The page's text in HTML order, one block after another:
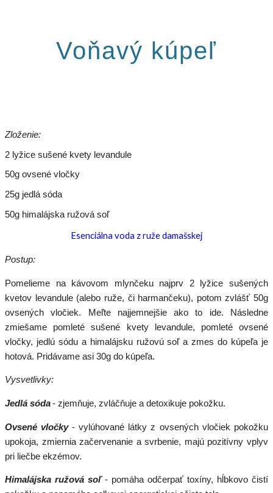
Voňavý kúpeľ
Zloženie:
2 lyžice sušené kvety levandule
50g ovsené vločky
25g jedlá sóda
50g himalájska ružová soľ
Esenciálna voda z ruže damašskej
Postup:
Pomelieme na kávovom mlynčeku najprv 2 lyžice sušených
kvetov levandule (alebo ruže, či harmančeku), potom zvlášť 50g
ovsených vločiek. Meľte najjemnejšie ako to ide. Následne
zmiešame pomleté sušené kvety levandule, pomleté ovsené
vločky, jedlú sódu a himalájsku ružovú soľ a zmes do kúpeľa je
hotová. Pridávame asi 30g do kúpeľa.
Vysvetlivky:
Jedlá sóda- zjemňuje, zvláčňuje a detoxikuje pokožku.
Ovsené vločky - vylúhované látky z ovsených vločiek pokožku
upokoja, zmiernia začervenanie a svrbenie, majú pozitívny vplyv
pri liečbe ekzémov.
Himalájska ružová soľ - pomáha odčerpať toxíny, hĺbkovo čistí